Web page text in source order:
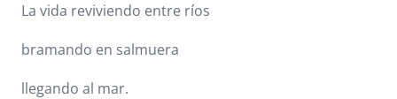
La vida reviviendo entre ríos
bramando en salmuera
llegando al mar.